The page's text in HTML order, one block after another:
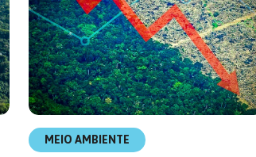
MEIO AMBIENTE